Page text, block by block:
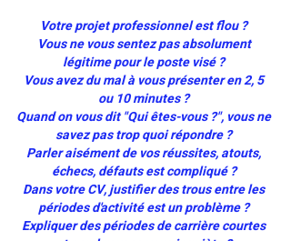
Votre projet professionnel est flou ?
Vous ne vous sentez pas absolument
légitime pour le poste visé ?
Vous avez du mal à vous présenter en 2, 5
ou 10 minutes ?
Quand on vous dit "Qui êtes-vous ?", vous ne
savez pas trop quoi répondre ?
Parler aisément de vos réussites, atouts,
échecs, défauts est compliqué ?
Dans votre CV, justifier des trous entre les
périodes d'activité est un problème ?
Expliquer des périodes de carrière courtes